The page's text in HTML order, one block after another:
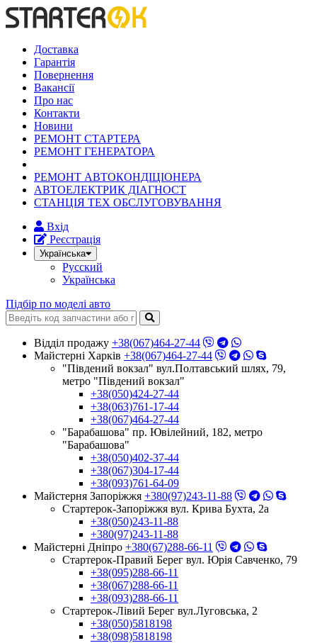
Доставка
Гарантія
Повернення
Вакансії
Про нас
Контакти
Новини
РЕМОНТ СТАРТЕРА
РЕМОНТ ГЕНЕРАТОРА
РЕМОНТ АВТОКОНДІЦІОНЕРА
АВТОЕЛЕКТРИК ДІАГНОСТ
СТАНЦІЯ ТЕХ ОБСЛУГОВУВАННЯ
Вхід
Реєстрація
Українська
Русский
Українська
Підбір по моделі авто
Відділ продажу +38(067)464-27-44
Майстерні Харків +38(067)464-27-44
"Південий вокзал" вул.Полтавський шлях, 79,
метро "Південий вокзал"
+38(050)424-27-44
+38(063)761-17-44
+38(067)464-27-44
"Барабашова" пр. Ювілейний, 182, метро
"Барабашова"
+38(050)402-37-44
+38(067)304-17-44
+38(093)761-64-09
Майстерня Запоріжжя +380(97)243-11-88
Стартерок-Запоріжжя вул. Крива Бухта, 2а
+38(050)243-11-88
+380(97)243-11-88
Майстерні Днiпро +380(67)288-66-11
Стартерок-Правий Берег вул. Юрія Савченко, 79
+38(095)288-66-11
+38(067)288-66-11
+38(093)288-66-11
Стартерок-Лівий Берег вул.Луговська, 2
+38(050)5818198
+38(098)5818198